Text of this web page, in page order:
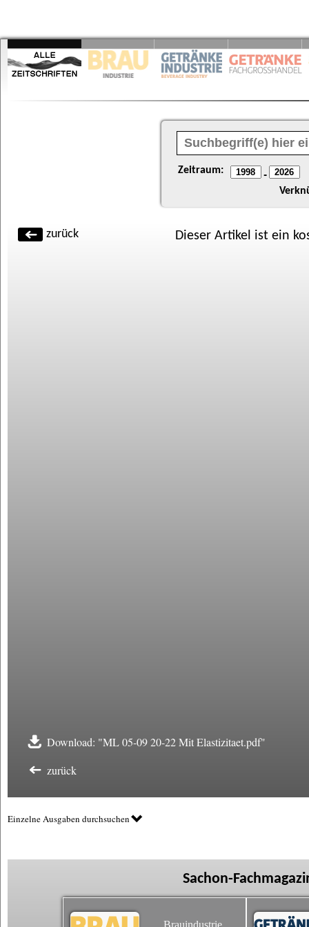
Zeitraum: -
zurück Dieser Artikel ist ein
Download: "ML 05-09 20-22 Mit Elastizitaet.pdf"
zurück
Einzelne Ausgaben durchsuchen
Sachon-
Brauindustrie